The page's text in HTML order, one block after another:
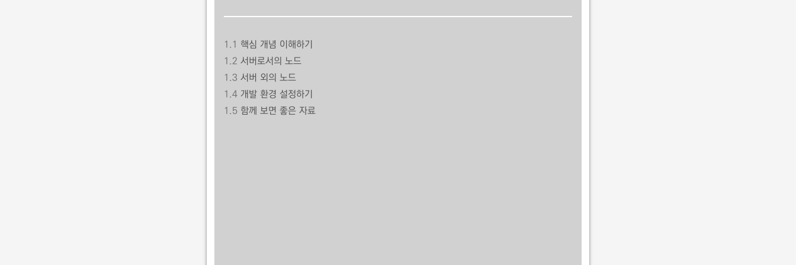
1.1 핵심 개념 이해하기
1.2 서버로서의 노드
1.3 서버 외의 노드
1.4 개발 환경 설정하기
1.5 함께 보면 좋은 자료